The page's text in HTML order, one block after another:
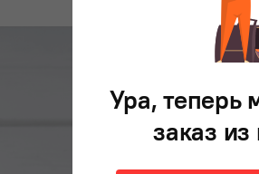
Тар-Тар
50 ₽
Ура, теперь
заказ